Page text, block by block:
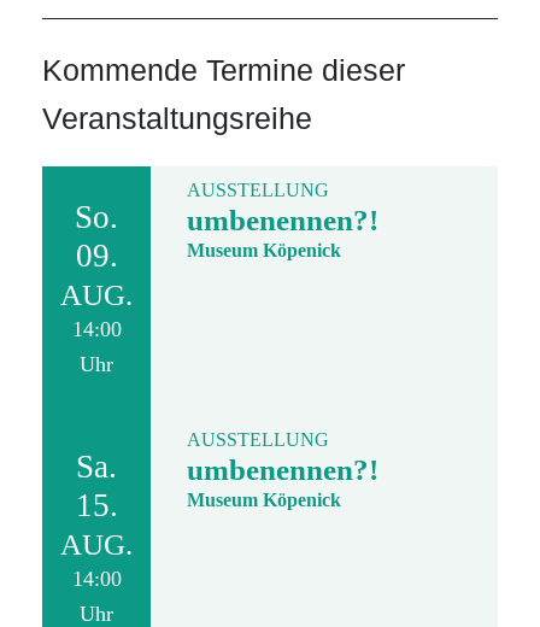
Kommende Termine dieser
Veranstaltungsreihe
So.
09.
AUG.
14:00
Uhr
AUSSTELLUNG
umbenennen?!
Museum Köpenick
Sa.
15.
AUG.
14:00
Uhr
AUSSTELLUNG
umbenennen?!
Museum Köpenick